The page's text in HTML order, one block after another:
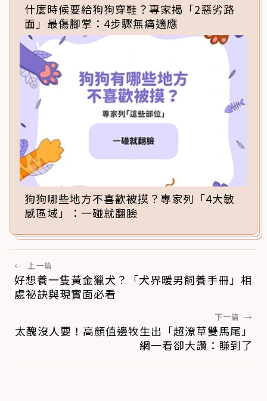
什麼時候要給狗狗穿鞋？專家揭「2惡劣路
面」最傷腳掌：4步驟無痛適應
狗狗哪些地方不喜歡被摸？專家列「4大敏
感區域」：一碰就翻臉
← 上一篇
好想養一隻黃金獵犬？「犬界暖男飼養手冊」相
處祕訣與現實面必看
下一篇 →
太醜沒人要！高顏值邊牧生出「超潦草雙馬尾」
網一看卻大讚：賺到了